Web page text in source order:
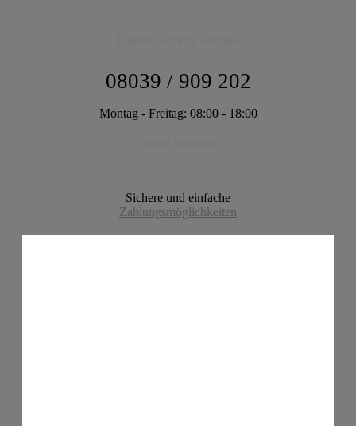
08039 / 909 202
Montag - Freitag: 08:00 - 18:00
Sichere und einfache
Zahlungsmöglichkeiten